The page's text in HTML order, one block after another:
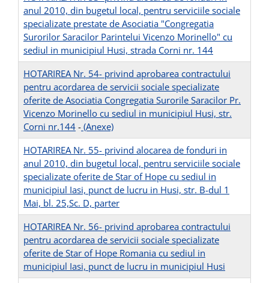
anul 2010, din bugetul local, pentru serviciile sociale
specializate prestate de Asociatia "Congregatia
Surorilor Saracilor Parintelui Vicenzo Morinello" cu
sediul in municipiul Husi, strada Corni nr. 144
HOTARIREA Nr. 54- privind aprobarea contractului
pentru acordarea de servicii sociale specializate
oferite de Asociatia Congregatia Surorile Saracilor Pr.
Vicenzo Morinello cu sediul in municipiul Husi, str.
Corni nr.144 - (Anexe)
HOTARIREA Nr. 55- privind alocarea de fonduri in
anul 2010, din bugetul local, pentru serviciile sociale
specializate oferite de Star of Hope cu sediul in
municipiul Iasi, punct de lucru in Husi, str. B-dul 1
Mai, bl. 25,Sc. D, parter
HOTARIREA Nr. 56- privind aprobarea contractului
pentru acordarea de servicii sociale specializate
oferite de Star of Hope Romania cu sediul in
municipiul Iasi, punct de lucru in municipiul Husi